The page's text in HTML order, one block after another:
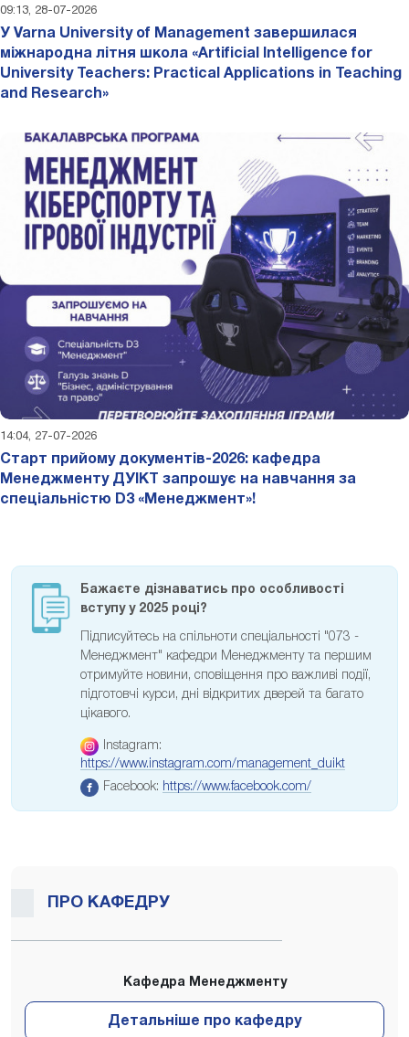
09:13, 28-07-2026
У Varna University of Management завершилася
міжнародна літня школа «Artificial Intelligence for
University Teachers: Practical Applications in Teaching
and Research»
14:04, 27-07-2026
Старт прийому документів-2026: кафедра
Менеджменту ДУІКТ запрошує на навчання за
спеціальністю D3 «Менеджмент»!
Бажаєте дізнаватись про особливості
вступу у 2025 році?
Підписуйтесь на спільноти спеціальності "073 -
Менеджмент" кафедри Менеджменту та першим
отримуйте новини, сповіщення про важливі події,
підготовчі курси, дні відкритих дверей та багато
цікавого.
Instagram:
https://www.instagram.com/management_duikt
Facebook: https://www.facebook.com/
ПРО КАФЕДРУ
Кафедра Менеджменту